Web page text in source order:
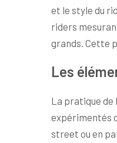
et le style du
riders
grands. Cette
Les
La pratique
expérimentés
street ou en